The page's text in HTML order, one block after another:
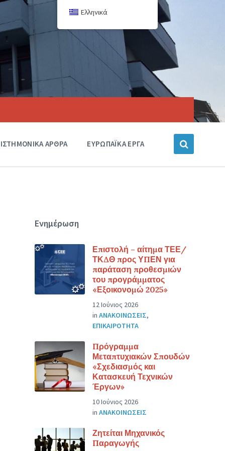
ΑΡΘΡΑ ΕΥΡΩΠΑΪΚΑ ΕΡΓΑ
Ενημέρωση
Επιστολή – αίτημα ΤΕΕ/
ΤΚΔΘ προς ΥΠΕΝ για
παράταση προθεσμιών
του προγράμματος
«Εξοικονομώ 2025»
12 Ιούνιος 2026
inΑΝΑΚΟΙΝΩΣΕΙΣ,
ΕΠΙΚΑΙΡΟΤΗΤΑ
Πρόγραμμα
Μεταπτυχιακών Σπουδών
«Σχεδιασμός και
Κατασκευή Τεχνικών
Έργων»
10 Ιούνιος 2026
inΑΝΑΚΟΙΝΩΣΕΙΣ
Ζητείται Μηχανικός
Παραγωγής
Ελληνικά